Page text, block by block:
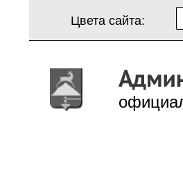
Цвета сайта: